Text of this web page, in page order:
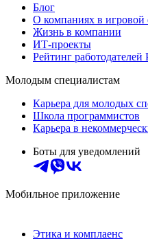
Блог
О компаниях в игровой
Жизнь в компании
ИТ-проекты
Рейтинг работодателей
Молодым специалистам
Карьера для молодых
Школа программистов
Карьера в
Боты для уведомлений
Мобильное приложение
Этика и комплаенс